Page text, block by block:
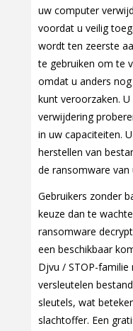
uw computer
voordat u veilig
wordt ten zeerste
te gebruiken om te
omdat u anders
kunt veroorzaken.
verwijdering
in uw capaciteiten.
herstellen van
de ransomware
Gebruikers zonder
keuze dan te
ransomware
een beschikbaar
Djvu / STOP-
versleutelen
sleutels, wat
slachtoffer. Een